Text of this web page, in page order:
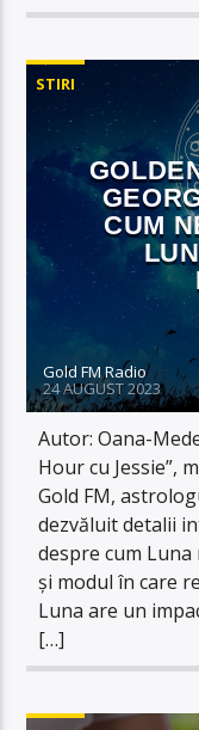
STIRI
CUM
Gold FM Radio
24 AUGUST 2023
Autor: Oana-
Hour cu Jessie”,
Gold FM,
dezvăluit detalii
despre cum
și modul în care
Luna are un
[…]